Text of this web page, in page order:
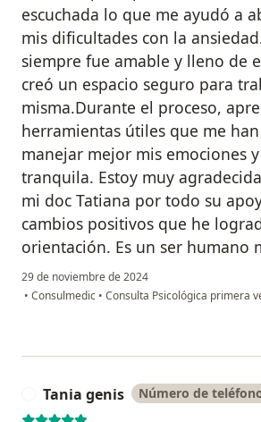
escuchada lo que me ayudó a
mis dificultades con la
siempre fue amable y lleno de
creó un espacio seguro para
misma.Durante el proceso,
herramientas útiles que me
manejar mejor mis emociones
tranquila. Estoy muy
mi doc Tatiana por todo su
cambios positivos que he
orientación. Es un ser humano
29 de noviembre de 2024
• Consulmedic • Consulta Psicológica primera
Tania genis Número de